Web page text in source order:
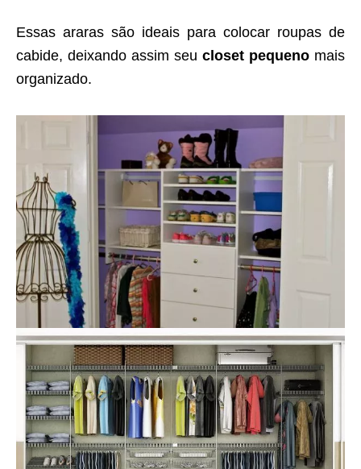
Essas araras são ideais para colocar roupas de
cabide, deixando assim seu closet pequeno mais
organizado.